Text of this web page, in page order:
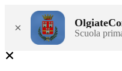
× Scuola